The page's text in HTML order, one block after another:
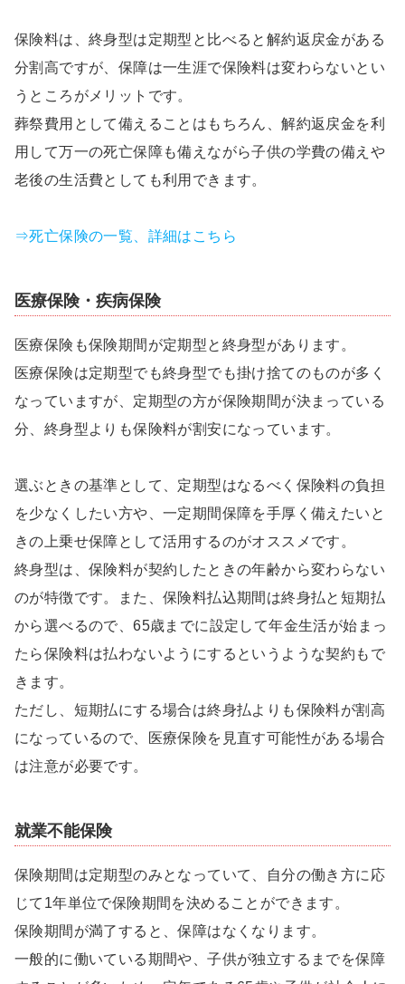
保険料は、終身型は定期型と比べると解約返戻金がある
分割高ですが、保障は一生涯で保険料は変わらないとい
うところがメリットです。
葬祭費用として備えることはもちろん、解約返戻金を利
用して万一の死亡保障も備えながら子供の学費の備えや
老後の生活費としても利用できます。
⇒死亡保険の一覧、詳細はこちら
医療保険・疾病保険
医療保険も保険期間が定期型と終身型があります。
医療保険は定期型でも終身型でも掛け捨てのものが多く
なっていますが、定期型の方が保険期間が決まっている
分、終身型よりも保険料が割安になっています。
選ぶときの基準として、定期型はなるべく保険料の負担
を少なくしたい方や、一定期間保障を手厚く備えたいと
きの上乗せ保障として活用するのがオススメです。
終身型は、保険料が契約したときの年齢から変わらない
のが特徴です。また、保険料払込期間は終身払と短期払
から選べるので、65歳までに設定して年金生活が始まっ
たら保険料は払わないようにするというような契約もで
きます。
ただし、短期払にする場合は終身払よりも保険料が割高
になっているので、医療保険を見直す可能性がある場合
は注意が必要です。
就業不能保険
保険期間は定期型のみとなっていて、自分の働き方に応
じて1年単位で保険期間を決めることができます。
保険期間が満了すると、保障はなくなります。
一般的に働いている期間や、子供が独立するまでを保障